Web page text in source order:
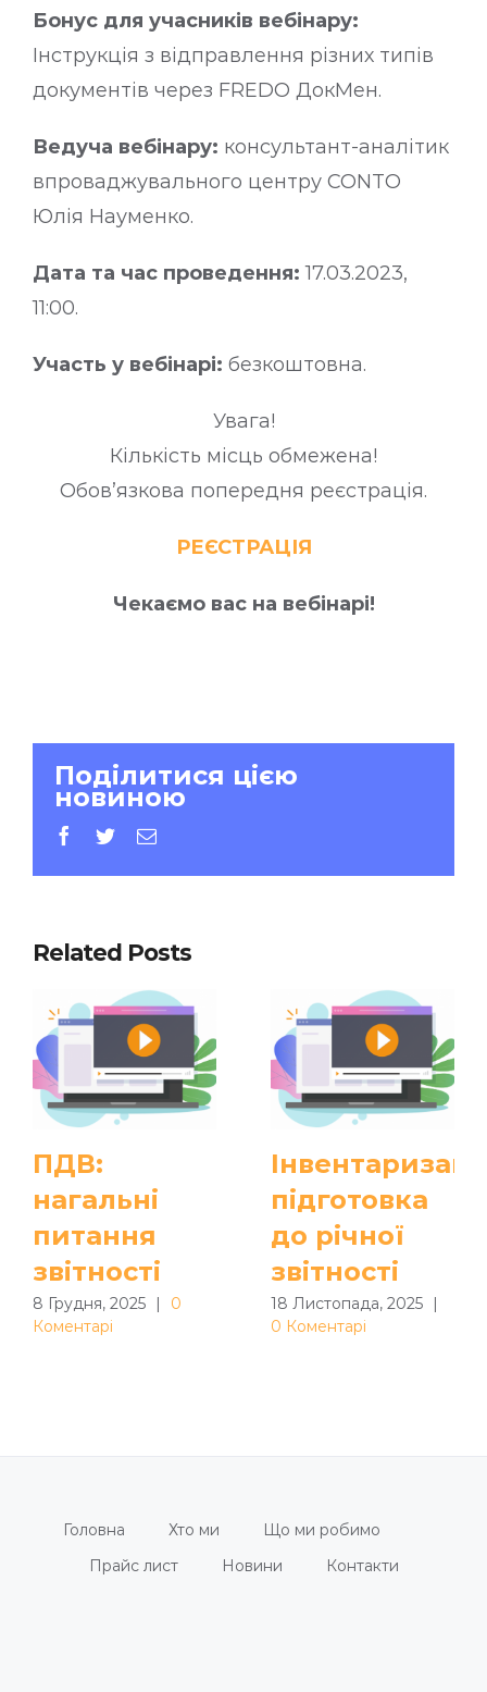
Бонус для учасників вебінару:
Інструкція з відправлення різних типів
документів через FREDO ДокМен.
Ведуча вебінару: консультант-аналітик
впроваджувального центру CONTO
Юлія Науменко.
Дата та час проведення: 17.03.2023,
11:00.
Участь у вебінарі: безкоштовна.
Увага!
Кількість місць обмежена!
Обов’язкова попередня реєстрація.
РЕЄСТРАЦІЯ
Чекаємо вас на вебінарі!
Поділитися цією
новиною
facebook
twitterE-
Related Posts
ПДВ:
нагальні
питання
звітності
8 Грудня, 2025 |
0
Коментарі
підготовка
до річної
звітності
18 Листопада, 2025
|
0 Коментарі
Головна Хто ми
Що ми робимо
Прайс лист
Новини Контакти